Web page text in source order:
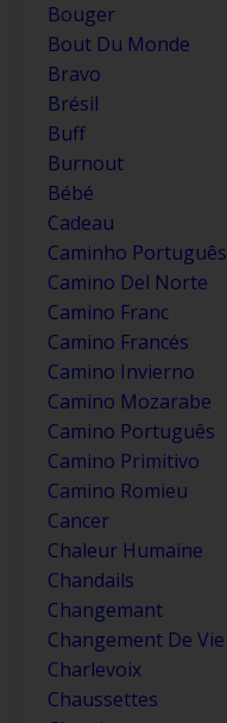
Bouger
Bout Du Monde
Bravo
Brésil
Buff
Burnout
Bébé
Cadeau
Caminho Português
Camino Del Norte
Camino Franc
Camino Francés
Camino Invierno
Camino Mozarabe
Camino Português
Camino Primitivo
Camino Romieu
Cancer
Chaleur Humaine
Chandails
Changemant
Changement De Vie
Charlevoix
Chaussettes